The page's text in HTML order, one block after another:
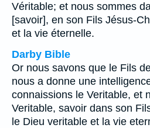
Véritable; et nous sommes
[savoir], en son Fils Jésus-
et la vie éternelle.
Darby Bible
Or nous savons que le Fils
nous a donne une
connaissions le Veritable, et
Veritable, savoir dans son
le Dieu veritable et la vie